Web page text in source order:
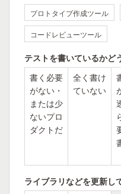
プロトタイプ作成ツール
コードレビューツール
テストを書いているかど
書く必要
がない・
または少
ないプロ
ダクトだ
全く書け
ていない
ライブラリなどを更新し